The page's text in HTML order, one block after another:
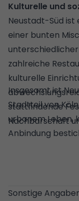
Kulturelle und
Neustadt-Süd
einer bunten
zahlreiche
kulturelle
stattfindende
Nachbarschaft
Insgesamt ist
Stadtteil von
urbanem Leben,
Anbindung
Sonstige